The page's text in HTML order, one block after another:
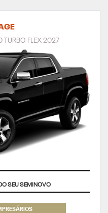
TURBO FLEX 2027